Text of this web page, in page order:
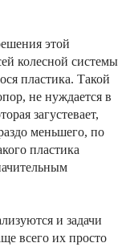
этой
колесной системы
пластика. Такой
не нуждается в
загустевает,
меньшего, по
пластика
и задачи
всего их просто